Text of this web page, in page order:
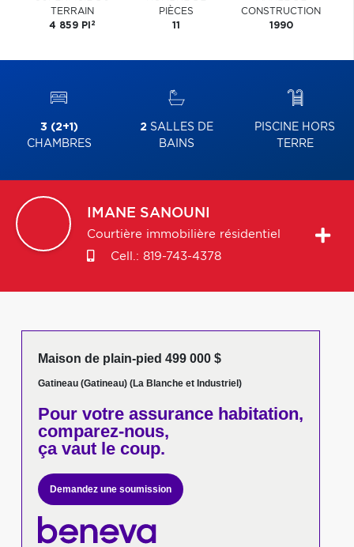
TERRAIN
4 859 PI 2
PIÈCES
11
CONSTRUCTION
1990
3 (2+1)
CHAMBRES
2 SALLES DE
BAINS
PISCINE HORS
TERRE
IMANE SANOUNI
Courtière immobilière résidentiel
Cell.: 819-743-4378
Maison de plain-pied 499 000 $
Gatineau (Gatineau) (La Blanche et Industriel)
Pour votreassurance habitation,
comparez-nous,
ça vaut le coup.
Demandez une soumission